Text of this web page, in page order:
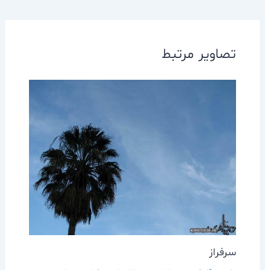
تصاویر مرتبط
سرفراز